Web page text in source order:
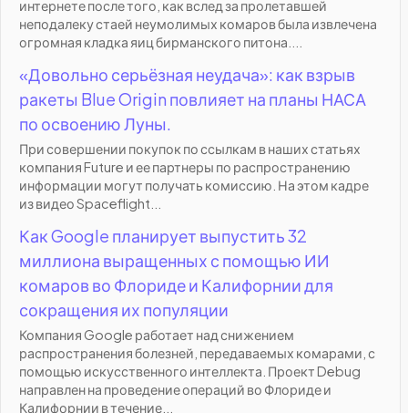
интернете после того, как вслед за пролетавшей
неподалеку стаей неумолимых комаров была извлечена
огромная кладка яиц бирманского питона....
«Довольно серьёзная неудача»: как взрыв
ракеты Blue Origin повлияет на планы НАСА
по освоению Луны.
При совершении покупок по ссылкам в наших статьях
компания Future и ее партнеры по распространению
информации могут получать комиссию. На этом кадре
из видео Spaceflight...
Как Google планирует выпустить 32
миллиона выращенных с помощью ИИ
комаров во Флориде и Калифорнии для
сокращения их популяции
Компания Google работает над снижением
распространения болезней, передаваемых комарами, с
помощью искусственного интеллекта. Проект Debug
направлен на проведение операций во Флориде и
Калифорнии в течение...